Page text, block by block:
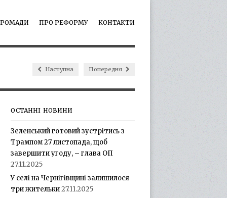
ПРО РЕФОРМУ КОНТАКТИ
Наступна Попередня
ОСТАННІ НОВИНИ
Зеленський готовий зустрітись з
Трампом 27 листопада, щоб
завершити угоду, – глава ОП
27.11.2025
У селі на Чернігівщині залишилося
три жительки27.11.2025